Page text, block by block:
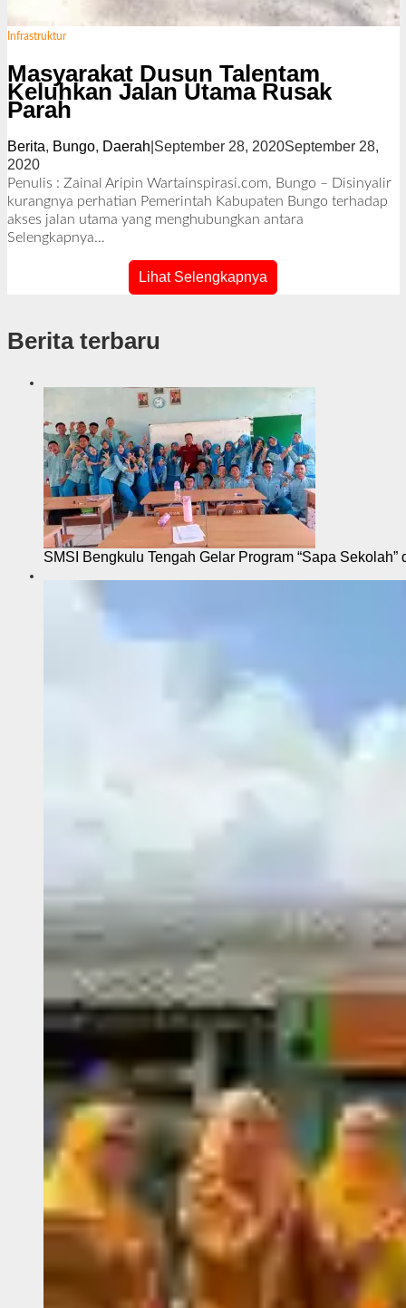
Infrastruktur
Masyarakat Dusun Talentam
Keluhkan Jalan Utama Rusak
Parah
Berita, Bungo, Daerah September 28, 2020September 28,
2020o
l
e
h
R
i
Penulis : Zainal Aripin Wartainspirasi.com, Bungo – Disinyalir
kurangnya perhatian Pemerintah Kabupaten Bungo terhadap
akses jalan utama yang menghubungkan antara
Selengkapnya…
Lihat Selengkapnya
Berita terbaru
SMSI Bengkulu Tengah Gelar Program “Sapa